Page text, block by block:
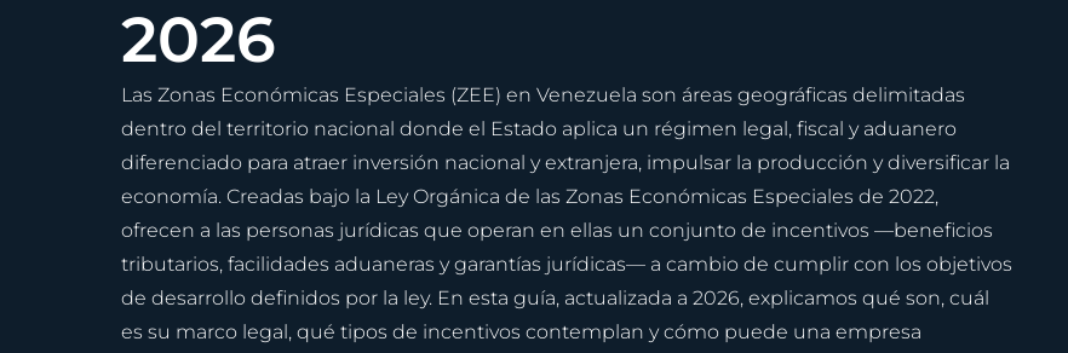
2026
Las Zonas Económicas Especiales (ZEE) en Venezuela son áreas geográficas delimitadas
dentro del territorio nacional donde el Estado aplica un régimen legal, fiscal y aduanero
diferenciado para atraer inversión nacional y extranjera, impulsar la producción y diversificar la
economía. Creadas bajo la Ley Orgánica de las Zonas Económicas Especiales de 2022,
ofrecen a las personas jurídicas que operan en ellas un conjunto de incentivos —beneficios
tributarios, facilidades aduaneras y garantías jurídicas— a cambio de cumplir con los objetivos
de desarrollo definidos por la ley. En esta guía, actualizada a 2026, explicamos qué son, cuál
es su marco legal, qué tipos de incentivos contemplan y cómo puede una empresa